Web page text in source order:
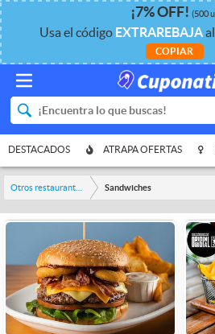
¡7%OFF! (500
Usa el código EXTRAREBAJA
COPIAR
DESTACADOS ATRAPA OFERTAS
Sandwiches